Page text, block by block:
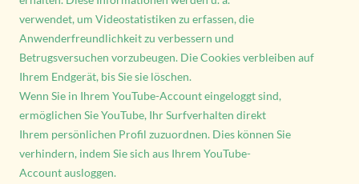
verwendet, um Videostatistiken zu erfassen, die
Anwenderfreundlichkeit zu verbessern und
Betrugsversuchen vorzubeugen. Die Cookies verbleiben auf
Ihrem Endgerät, bis Sie sie löschen.
Wenn Sie in Ihrem YouTube-Account eingeloggt sind,
ermöglichen Sie YouTube, Ihr Surfverhalten direkt
Ihrem persönlichen Profil zuzuordnen. Dies können Sie
verhindern, indem Sie sich aus Ihrem YouTube-
Account ausloggen.